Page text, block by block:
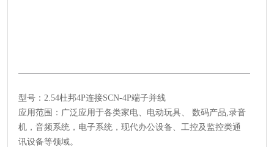
型号：2.54杜邦4P连接SCN-4P端子并线
应用范围：广泛应用于各类家电、电动玩具、 数码产品,录音
机，音频系统，电子系统，现代办公设备、工控及监控类通
讯设备等领域。